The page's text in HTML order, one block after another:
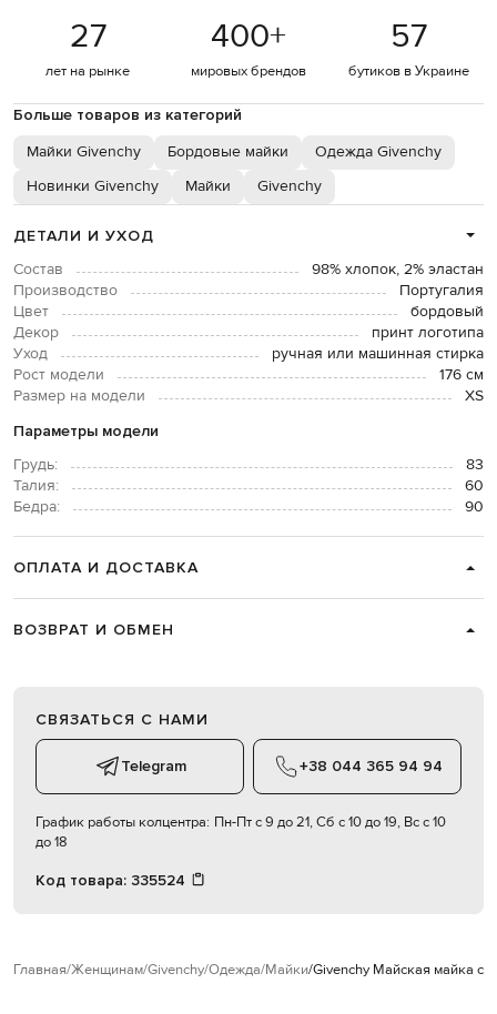
27
лет на рынке
400+
мировых брендов
57
бутиков в Украине
Больше товаров из категорий
Майки Givenchy Бордовые майки
Одежда Givenchy
Новинки Givenchy
Майки Givenchy
ДЕТАЛИ И УХОД
Состав
98% хлопок, 2% эластан
Производство
Португалия
Цвет
бордовый
Декор
принт логотипа
Уход
ручная или машинная стирка
Рост модели
176 см
Размер на модели
XS
Параметры модели
Грудь:
83
Талия:
60
Бедра:
90
ОПЛАТА И ДОСТАВКА
ВОЗВРАТ И ОБМЕН
СВЯЗАТЬСЯ С НАМИ
Telegram +38 044 365 94 94
График работы колцентра: Пн-Пт с 9 до 21, Сб с 10 до 19, Вс с 10
до 18
Код товара: 335524
Главная Женщинам Givenchy Одежда Майки Givenchy Майская майка с